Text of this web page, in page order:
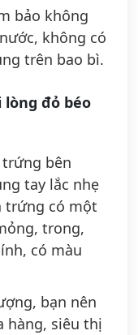
bảo không
không có
trên bao bì.
đỏ béo
bên
tay lắc nhẹ
trứng có một
trong,
có màu
bạn nên
hàng, siêu thị